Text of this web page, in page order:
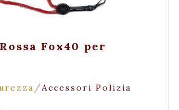
+ Visualizza
Fox40 per
/Accessori Polizia